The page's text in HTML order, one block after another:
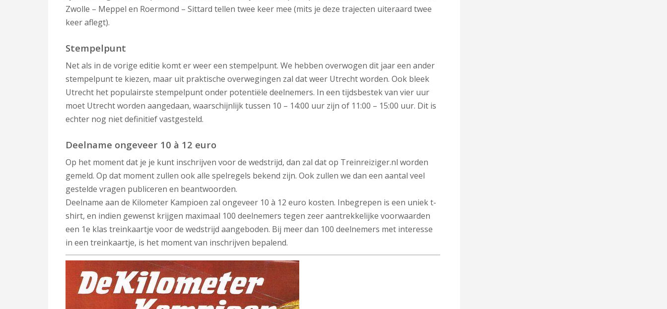
Zwolle – Meppel en Roermond – Sittard tellen twee keer mee (mits je deze trajecten uiteraard twee
keer aflegt).
Stempelpunt
Net als in de vorige editie komt er weer een stempelpunt. We hebben overwogen dit jaar een ander
stempelpunt te kiezen, maar uit praktische overwegingen zal dat weer Utrecht worden. Ook bleek
Utrecht het populairste stempelpunt onder potentiële deelnemers. In een tijdsbestek van vier uur
moet Utrecht worden aangedaan, waarschijnlijk tussen 10 – 14:00 uur zijn of 11:00 – 15:00 uur. Dit is
echter nog niet definitief vastgesteld.
Deelname ongeveer 10 à 12 euro
Op het moment dat je je kunt inschrijven voor de wedstrijd, dan zal dat op Treinreiziger.nl worden
gemeld. Op dat moment zullen ook alle spelregels bekend zijn. Ook zullen we dan een aantal veel
gestelde vragen publiceren en beantwoorden.
Deelname aan de Kilometer Kampioen zal ongeveer 10 à 12 euro kosten. Inbegrepen is een uniek t-
shirt, en indien gewenst krijgen maximaal 100 deelnemers tegen zeer aantrekkelijke voorwaarden
een 1e klas treinkaartje voor de wedstrijd aangeboden. Bij meer dan 100 deelnemers met interesse
in een treinkaartje, is het moment van inschrijven bepalend.